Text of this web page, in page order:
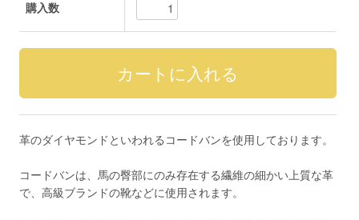
購入数
革のダイヤモンドといわれるコードバンを使用しております。
コードバンは、馬の臀部にのみ存在する繊維の細かい上質な革
で、高級ブランドの靴などに使用されます。